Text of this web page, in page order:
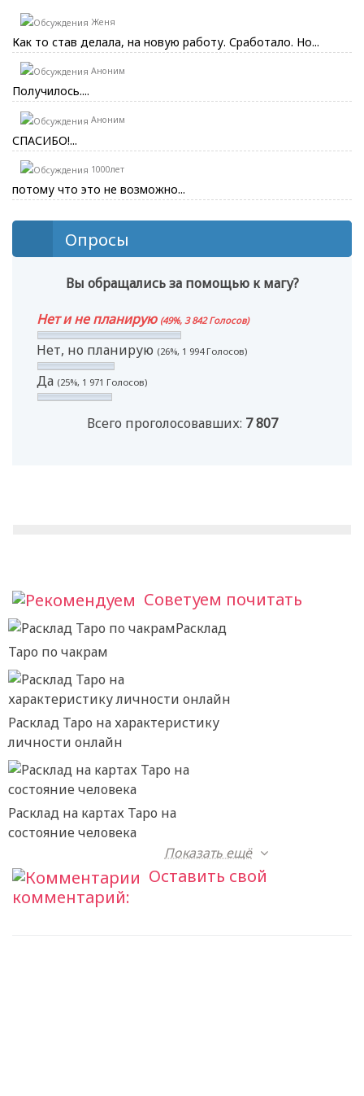
Женя
Как то став делала, на новую работу. Сработало. Но...
Аноним
Получилось....
Аноним
СПАСИБО!...
1000лет
потому что это не возможно...
Опросы
Вы обращались за помощью к магу?
Нет и не планирую (49%, 3 842 Голосов)
Нет, но планирую (26%, 1 994 Голосов)
Да (25%, 1 971 Голосов)
Всего проголосовавших: 7 807
Советуем почитать
Расклад
Таро по чакрам
Расклад Таро на характеристику
личности онлайн
Расклад на картах Таро на
состояние человека
Показать ещё
Оставить свой
комментарий: